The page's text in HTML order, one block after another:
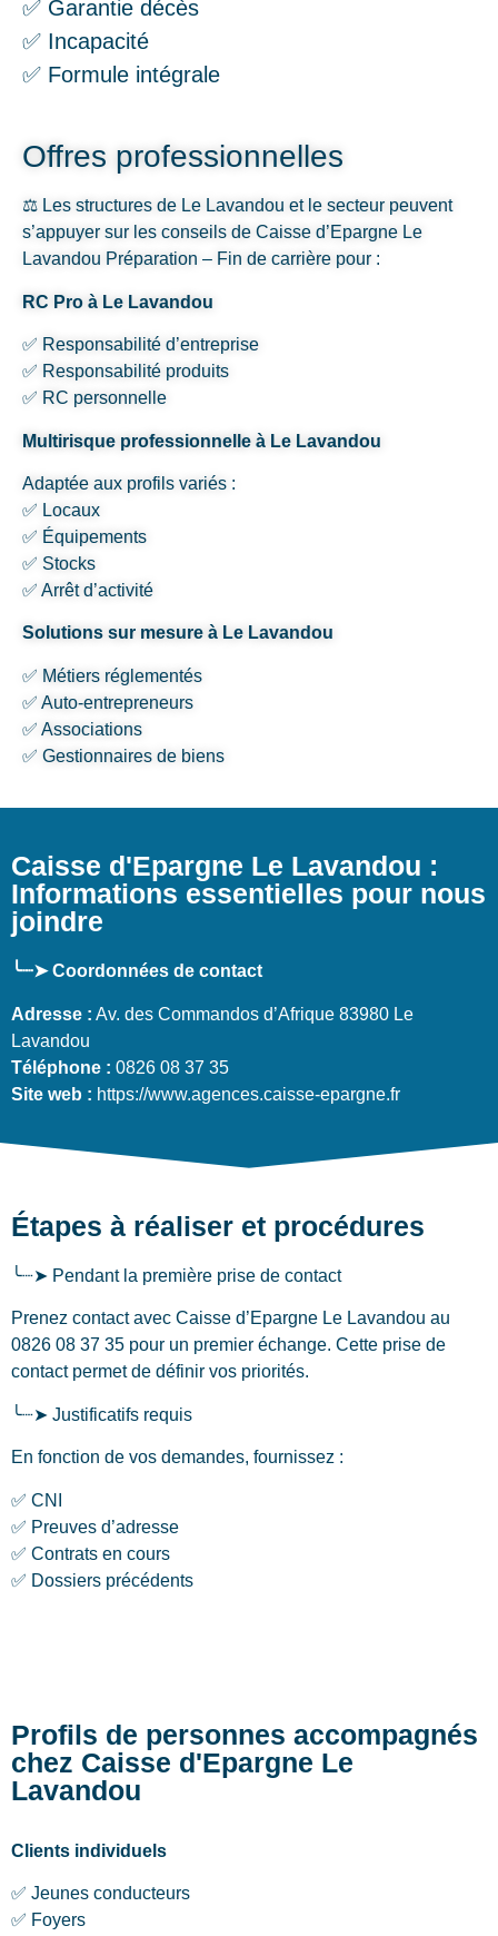
✅ Garantie décès
✅ Incapacité
✅ Formule intégrale
Offres professionnelles
⚖️ Les structures de Le Lavandou et le secteur peuvent
s’appuyer sur les conseils de Caisse d’Epargne Le
Lavandou Préparation – Fin de carrière pour :
RC Pro à Le Lavandou
✅ Responsabilité d’entreprise
✅ Responsabilité produits
✅ RC personnelle
Multirisque professionnelle à Le Lavandou
Adaptée aux profils variés :
✅ Locaux
✅ Équipements
✅ Stocks
✅ Arrêt d’activité
Solutions sur mesure à Le Lavandou
✅ Métiers réglementés
✅ Auto-entrepreneurs
✅ Associations
✅ Gestionnaires de biens
Caisse d'Epargne Le Lavandou :
Informations essentielles pour nous
joindre
╰┈➤ Coordonnées de contact
Adresse : Av. des Commandos d’Afrique 83980 Le
Lavandou
Téléphone : 0826 08 37 35
Site web : https://www.agences.caisse-epargne.fr
Étapes à réaliser et procédures
╰┈➤ Pendant la première prise de contact
Prenez contact avec Caisse d’Epargne Le Lavandou au
0826 08 37 35 pour un premier échange. Cette prise de
contact permet de définir vos priorités.
╰┈➤ Justificatifs requis
En fonction de vos demandes, fournissez :
✅ CNI
✅ Preuves d’adresse
✅ Contrats en cours
✅ Dossiers précédents
Profils de personnes accompagnés
chez Caisse d'Epargne Le
Lavandou
Clients individuels
✅ Jeunes conducteurs
✅ Foyers